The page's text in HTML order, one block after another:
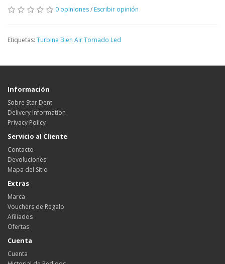
0 opiniones/ Escribir opinión
Etiquetas: Turbina Bien Air Tornado Led
Información
Sobre Star Dent
Delivery Information
Privacy Policy
Servicio al Cliente
Contacto
Devoluciones
Mapa del Sitio
Extras
Marca
Vouchers de Regalo
Afiliados
Ofertas
Cuenta
Cuenta